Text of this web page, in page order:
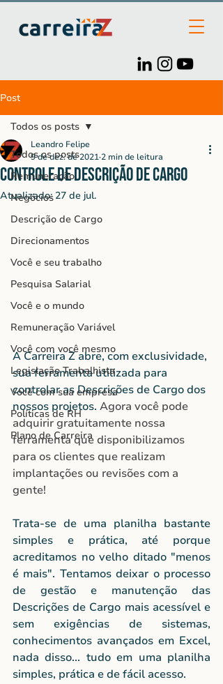
Post
Todos os posts
Remuneração
Negócios
Descrição de Cargo
Direcionamentos
Você e seu trabalho
Pesquisa Salarial
Você e o mundo
Remuneração Variável
Você com você mesmo
Legislação Trabalhista
Você com sua empresa
Políticas de RH
Plano de Carreira
Todos os posts
Controle de Descrição de Cargo
Leandro Felipe
9 de dez. de 20212 min de leitura
Atualizado:27 de jul.
A Carreira Z abre, com exclusividade,
sua ferramenta utilizada para
controlar as Descrições de Cargo dos
nossos projetos. Agora você pode
adquirir gratuitamente nossa
ferramenta que disponibilizamos
para os clientes que realizam
implantações ou revisões com a
gente!
Trata-se de uma planilha bastante
simples e prática, até porque
acreditamos no velho ditado "menos
é mais". Tentamos deixar o processo
de gestão e manutenção das
Descrições de Cargo mais acessível e
sem exigências de sistemas,
conhecimentos avançados em Excel,
nada disso... tudo em uma planilha
simples, prática e de fácil acesso.